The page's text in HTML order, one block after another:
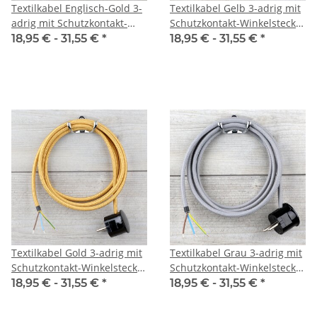
Textilkabel Englisch-Gold 3-
adrig mit Schutzkontakt-
Winkelstecker
18,95 € - 31,55 € *
Textilkabel Gelb 3-adrig mit
Schutzkontakt-Winkelstecker
Anschlussleitung Zuleitung
18,95 € - 31,55 € *
Textilkabel Gold 3-adrig mit
Schutzkontakt-Winkelstecker
Anschlussleitung Zuleitung
18,95 € - 31,55 € *
Textilkabel Grau 3-adrig mit
Schutzkontakt-Winkelstecker
Anschlussleitung Zuleitung
18,95 € - 31,55 € *